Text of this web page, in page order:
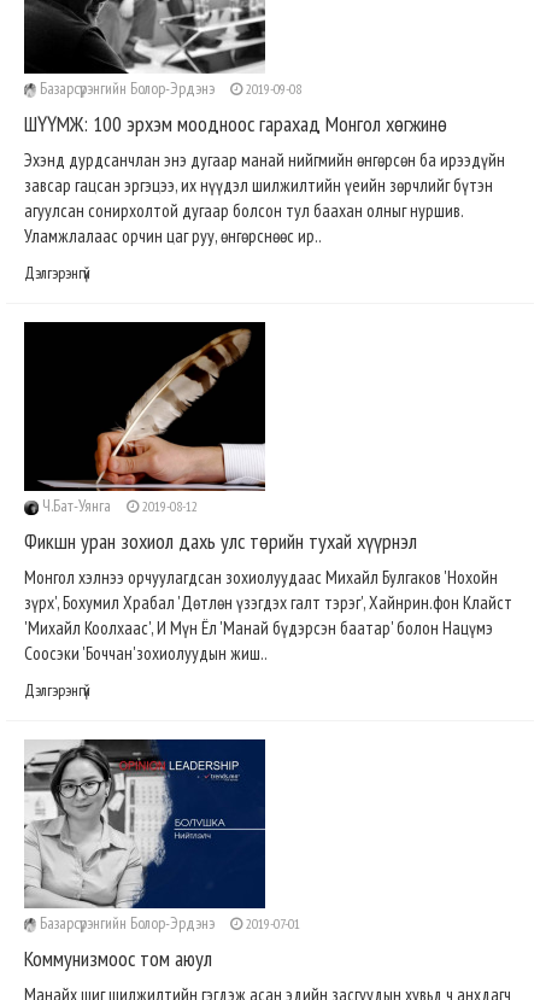
Базарсүрэнгийн Болор-Эрдэнэ 2019-09-08
ШҮҮМЖ: 100 эрхэм моодноос гарахад Монгол хөгжинө
Эхэнд дурдсанчлан энэ дугаар манай нийгмийн өнгөрсөн ба ирээдүйн
завсар гацсан эргэцээ, их нүүдэл шилжилтийн үеийн зөрчлийг бүтэн
агуулсан сонирхолтой дугаар болсон тул баахан олныг нуршив.
Уламжлалаас орчин цаг руу, өнгөрснөөс ир..
Дэлгэрэнгүй
Ч.Бат-Уянга 2019-08-12
Фикшн уран зохиол дахь улс төрийн тухай хүүрнэл
Монгол хэлнээ орчуулагдсан зохиолуудаас Михайл Булгаков 'Нохойн
зүрх', Бохумил Храбал 'Дөтлөн үзэгдэх галт тэрэг', Хайнрин.фон Клайст
'Михайл Коолхаас', И Мүн Ёл 'Манай бүдэрсэн баатар' болон Нацүмэ
Соосэки 'Боччан'зохиолуудын жиш..
Дэлгэрэнгүй
Базарсүрэнгийн Болор-Эрдэнэ 2019-07-01
Коммунизмоос том аюул
Манайх шиг шилжилтийн гэгдэж асан эдийн засгуудын хувьд ч анхдагч